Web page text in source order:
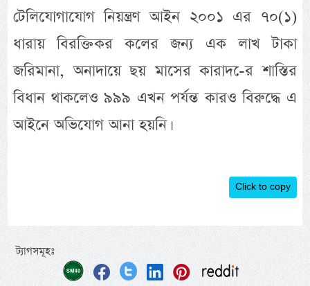
টেলিযোগাযোগ নিয়ন্ত্রণ আইন ২০০১ এর ৭০(১)
ধারায় বিরক্তিকর কলের জন্য এক লাখ টাকা
জরিমানা, অনাদায়ে ছয় মাসের কারাদ-ের শাস্তির
বিধান থাকলেও ৯৯৯ এখন পর্যন্ত কারও বিরুদ্ধে এ
আইনে অভিযোগ আনা হয়নি।
Click to copy
ট্যাগসমূহঃ